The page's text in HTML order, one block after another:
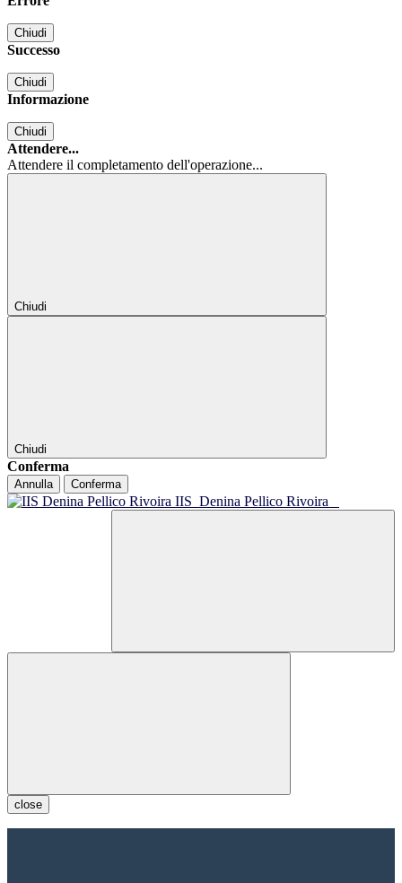
Chiudi
Successo
Chiudi
Informazione
Chiudi
Attendere...
Attendere il completamento dell'operazione...
Chiudi
Chiudi
Conferma
Annulla Conferma
IIS Denina Pellico Rivoira
close